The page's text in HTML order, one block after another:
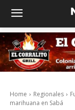
Home Regionales
marihuana en Sabá